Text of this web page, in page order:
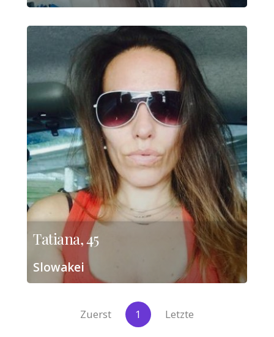
Tatiana, 45
Slowakei
Zuerst 1 Letzte